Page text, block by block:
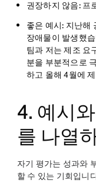
권장하지 않음: 프
좋은 예시: 지난해
장애물이 발생했
팀과 저는 제조 요
분을 부분적으로
하고 올해 4월에
4. 예시
를 나열
자기 평가는 성과와
할 수 있는 기회입니